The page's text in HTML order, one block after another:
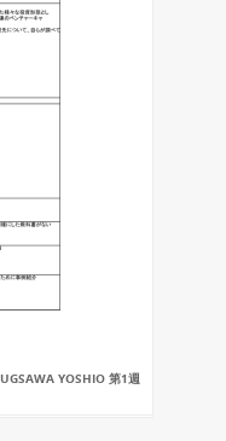
YOSHIO 第1週